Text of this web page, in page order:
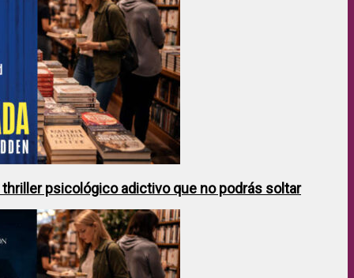
thriller psicológico adictivo que no podrás soltar